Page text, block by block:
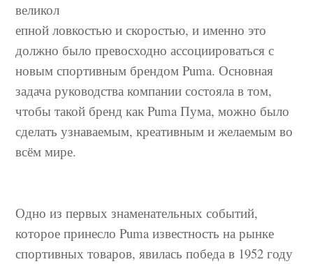
великол
епной ловкостью и скоростью, и именно это
должно было превосходно ассоциироваться с
новым спортивным брендом Puma. Основная
задача руководства компании состояла в том,
чтобы такой бренд как Puma Пума, можно было
сделать узнаваемым, креативным и желаемым во
всём мире.
Одно из первых знаменательных событий,
которое принесло Puma известность на рынке
спортивных товаров, явилась победа в 1952 году